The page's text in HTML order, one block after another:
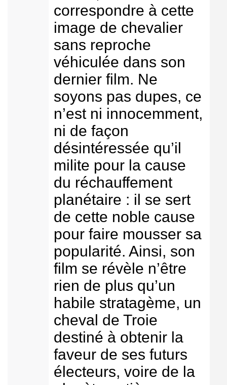
correspondre à cette
image de chevalier
sans reproche
véhiculée dans son
dernier film. Ne
soyons pas dupes, ce
n’est ni innocemment,
ni de façon
désintéressée qu’il
milite pour la cause
du réchauffement
planétaire : il se sert
de cette noble cause
pour faire mousser sa
popularité. Ainsi, son
film se révèle n’être
rien de plus qu’un
habile stratagème, un
cheval de Troie
destiné à obtenir la
faveur de ses futurs
électeurs, voire de la